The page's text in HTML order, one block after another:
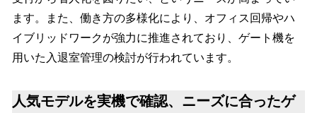
ます。また、働き方の多様化により、オフィス回帰やハ
イブリッドワークが強力に推進されており、ゲート機を
用いた入退室管理の検討が行われています。
人気モデルを実機で確認、ニーズに合ったゲ